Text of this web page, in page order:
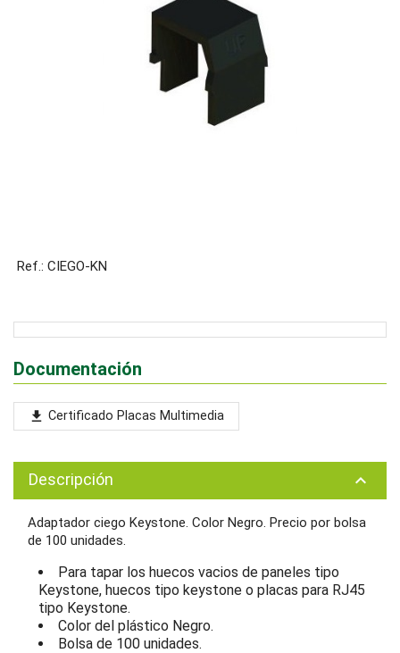
Ref.: CIEGO-KN
Documentación
file_download Certificado Placas Multimedia
Descripción keyboard_arrow_up
Adaptador ciego Keystone. Color Negro. Precio por bolsa
de 100 unidades.
Para tapar los huecos vacios de paneles tipo
Keystone, huecos tipo keystone o placas para RJ45
tipo Keystone.
Color del plástico Negro.
Bolsa de 100 unidades.